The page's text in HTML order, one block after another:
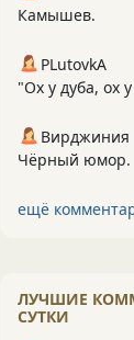
Камышев.
PLutоvkА
"Ох у дуба, ох
Вирджиния
Чёрный юмор.
ещё
ЛУЧШИЕ
СУТКИ